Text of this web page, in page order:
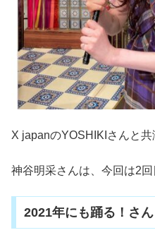
X japanのYOSHIKIさんと共
神谷明采さんは、今回は2回
2021年にも踊る！さ